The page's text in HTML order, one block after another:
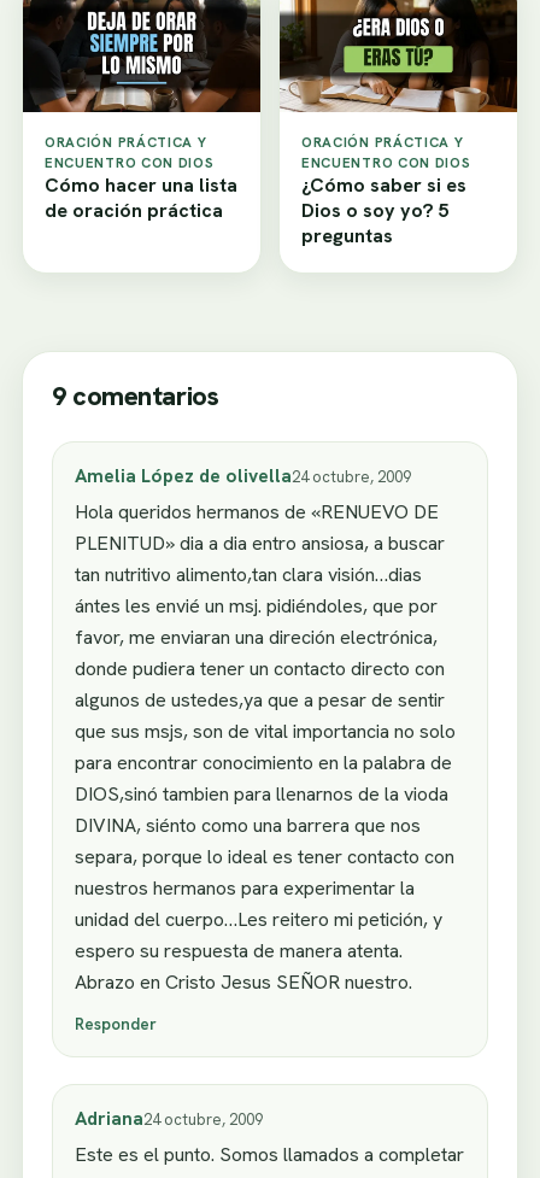
ORACIÓN PRÁCTICA Y
ENCUENTRO CON DIOS
Cómo hacer una lista
de oración práctica
ORACIÓN PRÁCTICA Y
ENCUENTRO CON DIOS
¿Cómo saber si es
Dios o soy yo? 5
preguntas
9 comentarios
Amelia López de olivella24 octubre, 2009
Hola queridos hermanos de «RENUEVO DE
PLENITUD» dia a dia entro ansiosa, a buscar
tan nutritivo alimento,tan clara visión…dias
ántes les envié un msj. pidiéndoles, que por
favor, me enviaran una direción electrónica,
donde pudiera tener un contacto directo con
algunos de ustedes,ya que a pesar de sentir
que sus msjs, son de vital importancia no solo
para encontrar conocimiento en la palabra de
DIOS,sinó tambien para llenarnos de la vioda
DIVINA, siénto como una barrera que nos
separa, porque lo ideal es tener contacto con
nuestros hermanos para experimentar la
unidad del cuerpo…Les reitero mi petición, y
espero su respuesta de manera atenta.
Abrazo en Cristo Jesus SEÑOR nuestro.
Responder
Adriana24 octubre, 2009
Este es el punto. Somos llamados a completar